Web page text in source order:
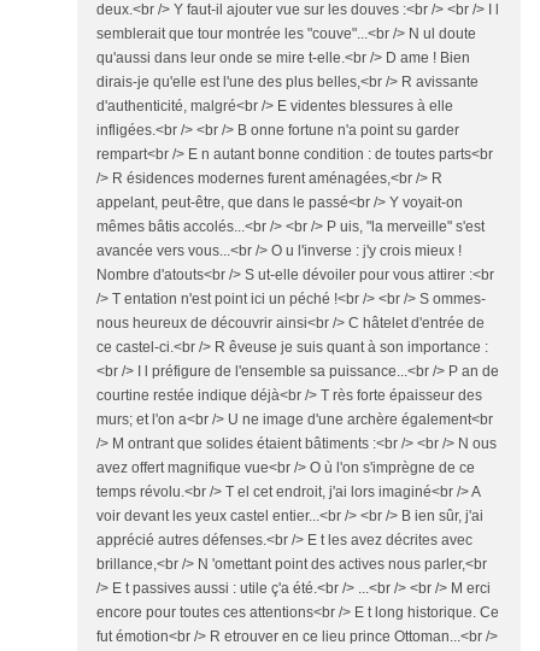
deux.<br /> Y faut-il ajouter vue sur les douves :<br /> <br /> I l
semblerait que tour montrée les "couve"...<br /> N ul doute
qu'aussi dans leur onde se mire t-elle.<br /> D ame ! Bien
dirais-je qu'elle est l'une des plus belles,<br /> R avissante
d'authenticité, malgré<br /> E videntes blessures à elle
infligées.<br /> <br /> B onne fortune n'a point su garder
rempart<br /> E n autant bonne condition : de toutes parts<br
/> R ésidences modernes furent aménagées,<br /> R
appelant, peut-être, que dans le passé<br /> Y voyait-on
mêmes bâtis accolés...<br /> <br /> P uis, "la merveille" s'est
avancée vers vous...<br /> O u l'inverse : j'y crois mieux !
Nombre d'atouts<br /> S ut-elle dévoiler pour vous attirer :<br
/> T entation n'est point ici un péché !<br /> <br /> S ommes-
nous heureux de découvrir ainsi<br /> C hâtelet d'entrée de
ce castel-ci.<br /> R êveuse je suis quant à son importance :
<br /> I l préfigure de l'ensemble sa puissance...<br /> P an de
courtine restée indique déjà<br /> T rès forte épaisseur des
murs; et l'on a<br /> U ne image d'une archère également<br
/> M ontrant que solides étaient bâtiments :<br /> <br /> N ous
avez offert magnifique vue<br /> O ù l'on s'imprègne de ce
temps révolu.<br /> T el cet endroit, j'ai lors imaginé<br /> A
voir devant les yeux castel entier...<br /> <br /> B ien sûr, j'ai
apprécié autres défenses.<br /> E t les avez décrites avec
brillance,<br /> N 'omettant point des actives nous parler,<br
/> E t passives aussi : utile ç'a été.<br /> ...<br /> <br /> M erci
encore pour toutes ces attentions<br /> E t long historique. Ce
fut émotion<br /> R etrouver en ce lieu prince Ottoman...<br />